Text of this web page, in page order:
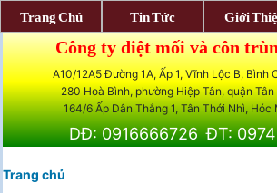
Công ty diệt mối và côn
A10/12A5 Đường 1A, Ấp 1, Vĩnh Lộc B, Bình
280 Hoà Bình, phường Hiệp Tân, quận
164/6 Ấp Dân Thắng 1, Tân Thới Nhì, Hóc
DĐ: 0916666726 ĐT:
Trang chủ
Trang Chủ Tin Tức Giới